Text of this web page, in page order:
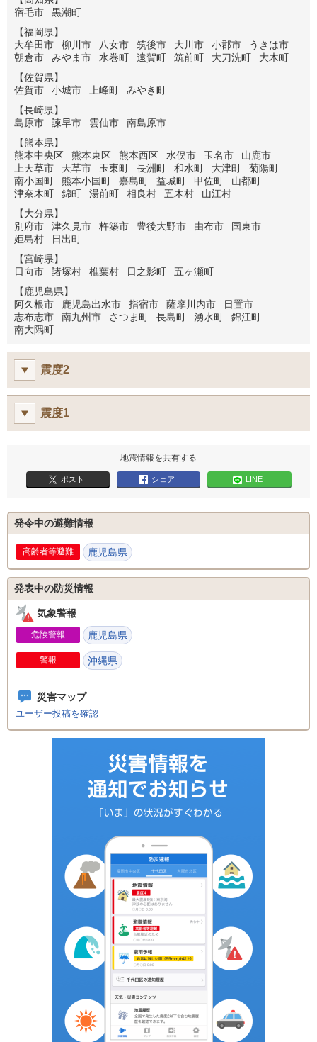
宿毛市
黒潮町
【福岡県】
大牟田市
柳川市 八女市 筑後市 大川市 小郡市
うきは市
朝倉市
みやま市 水巻町 遠賀町 筑前町 大刀洗町
大木町
【佐賀県】
佐賀市
小城市 上峰町
みやき町
【長崎県】
島原市
諫早市 雲仙市
南島原市
【熊本県】
熊本中央区
熊本東区 熊本西区 水俣市 玉名市
山鹿市
上天草市
天草市 玉東町 長洲町 和水町 大津町
菊陽町
南小国町
熊本小国町 嘉島町 益城町 甲佐町
山都町
津奈木町
錦町 湯前町 相良村 五木村
山江村
【大分県】
別府市
津久見市 杵築市 豊後大野市 由布市
国東市
姫島村
日出町
【宮崎県】
日向市
諸塚村 椎葉村 日之影町
五ヶ瀬町
【鹿児島県】
阿久根市
鹿児島出水市 指宿市 薩摩川内市
日置市
志布志市
南九州市 さつま町 長島町 湧水町
錦江町
南大隅町
震度2
震度1
地震情報を共有する
ポスト シェア LINE
発令中の避難情報
鹿児島県
発表中の防災情報
気象警報
危険警報 鹿児島県
警報 沖縄県
災害マップ
ユーザー投稿を確認